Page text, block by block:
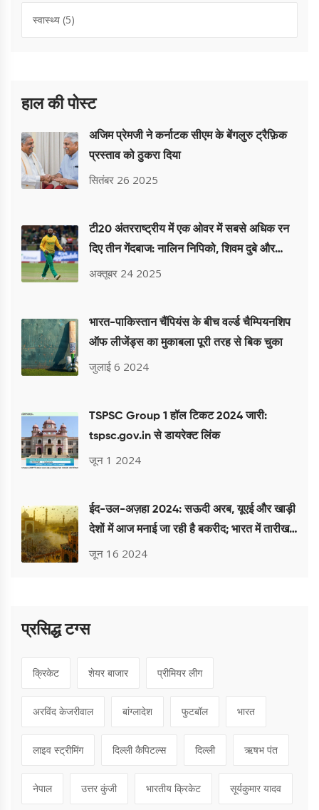
स्वास्थ्य (5)
हाल की पोस्ट
अजिम प्रेमजी ने कर्नाटक सीएम के बेंगलुरु ट्रैफ़िक
प्रस्ताव को ठुकरा दिया
सितंबर 26 2025
टी20 अंतरराष्ट्रीय में एक ओवर में सबसे अधिक रन
दिए तीन गेंदबाज: नालिन निपिको, शिवम दुबे और
स्‍टुअर्ट ब्रॉड
अक्तूबर 24 2025
भारत-पा‍किस्तान चैंपियंस के बीच वर्ल्ड चैम्पियनशिप
ऑफ लीजेंड्स का मुकाबला पूरी तरह से बिक चुका
जुलाई 6 2024
TSPSC Group 1 हॉल टिकट 2024 जारी:
tspsc.gov.in से डायरेक्ट लिंक
जून 1 2024
ईद-उल-अज़हा 2024: सऊदी अरब, यूएई और खाड़ी
देशों में आज मनाई जा रही है बकरीद; भारत में तारीख
की जानकारी
जून 16 2024
प्रसिद्ध टग्स
क्रिकेट शेयर बाजार प्रीमियर लीग
अरविंद केजरीवाल बांग्लादेश फुटबॉल भारत
लाइव स्ट्रीमिंग दिल्ली कैपिटल्स दिल्ली ऋषभ पंत
नेपाल उत्तर कुंजी भारतीय क्रिकेट सूर्यकुमार यादव